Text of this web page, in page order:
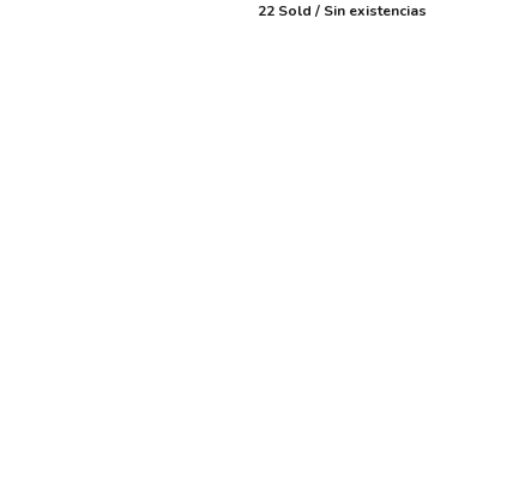
22 Sold Sin existencias